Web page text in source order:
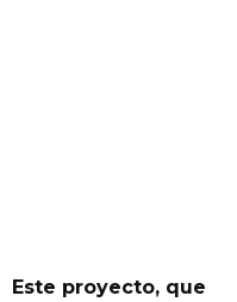
Este proyecto, que